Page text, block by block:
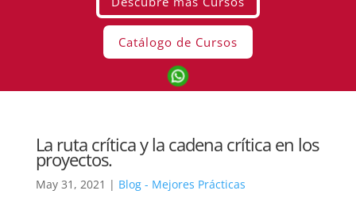
Catálogo de Cursos
La ruta crítica y la cadena crítica en los
proyectos.
May 31, 2021 | Blog - Mejores Prácticas